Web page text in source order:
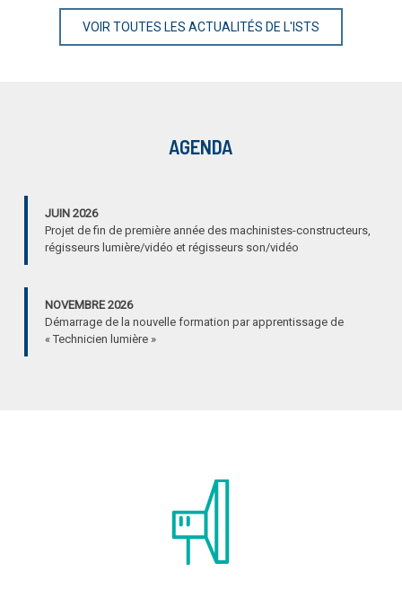
VOIR TOUTES LES ACTUALITÉS DE L'ISTS
AGENDA
JUIN 2026
Projet de fin de première année des machinistes-constructeurs,
régisseurs lumière/vidéo et régisseurs son/vidéo
NOVEMBRE 2026
Démarrage de la nouvelle formation par apprentissage de
« Technicien lumière »